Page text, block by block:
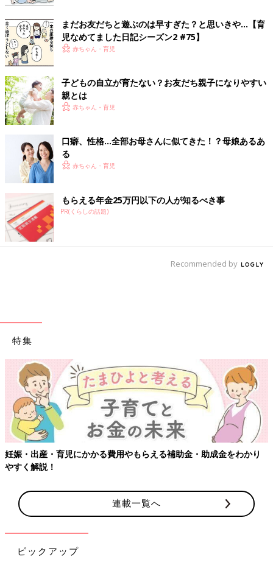
まだお友だちと遊ぶのは早すぎた？と思いきや…【育
児なめてました日記シーズン2 #75】
赤ちゃん・育児
子どもの自立が育たない？お友だち親子になりやすい
親とは
赤ちゃん・育児
口癖、性格…全部お母さんに似てきた！？母娘あるあ
る
赤ちゃん・育児
もらえる年金25万円以下の人が知るべき事
PR(くらしの話題)
Recommended by
特集
妊娠・出産・育児にかかる費用やもらえる補助金・助成金をわかり
やすく解説！
連載一覧へ
ピックアップ